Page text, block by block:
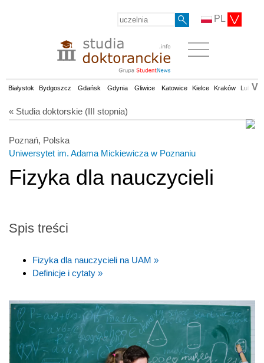
PL
Białystok Bydgoszcz Gdańsk Gdynia Gliwice Katowice Kielce Kraków Lublin
V
« Studia doktorskie (III stopnia)
Poznań, Polska
Uniwersytet im. Adama Mickiewicza w Poznaniu
Fizyka dla nauczycieli
Spis treści
Fizyka dla nauczycieli na UAM »
Definicje i cytaty »